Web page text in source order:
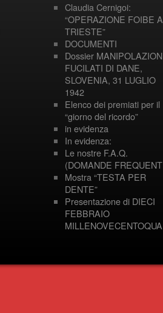
Claudia Cernigoi:
“OPERAZIONE FOIBE A
TRIESTE”
DOCUMENTI
Dossier
FUCILATI DI DANE,
SLOVENIA, 31 LUGLIO
1942
Elenco dei premiati per il
“giorno del ricordo”
in evidenza
In evidenza:
Le nostre F.A.Q.
(DOMANDE
Mostra “TESTA PER
DENTE”
Presentazione di DIECI
FEBBRAIO